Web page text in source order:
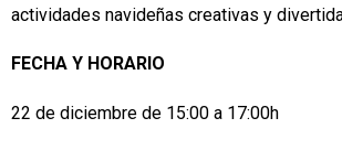
actividades navideñas creativas y
FECHA Y HORARIO
22 de diciembre de 15:00 a 17:00h